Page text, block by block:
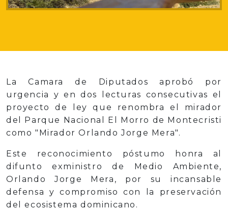
La Camara de Diputados aprobó por
urgencia y en dos lecturas consecutivas el
proyecto de ley que renombra el mirador
del Parque Nacional El Morro de Montecristi
como "Mirador Orlando Jorge Mera".
Este reconocimiento póstumo honra al
difunto exministro de Medio Ambiente,
Orlando Jorge Mera, por su incansable
defensa y compromiso con la preservación
del ecosistema dominicano.